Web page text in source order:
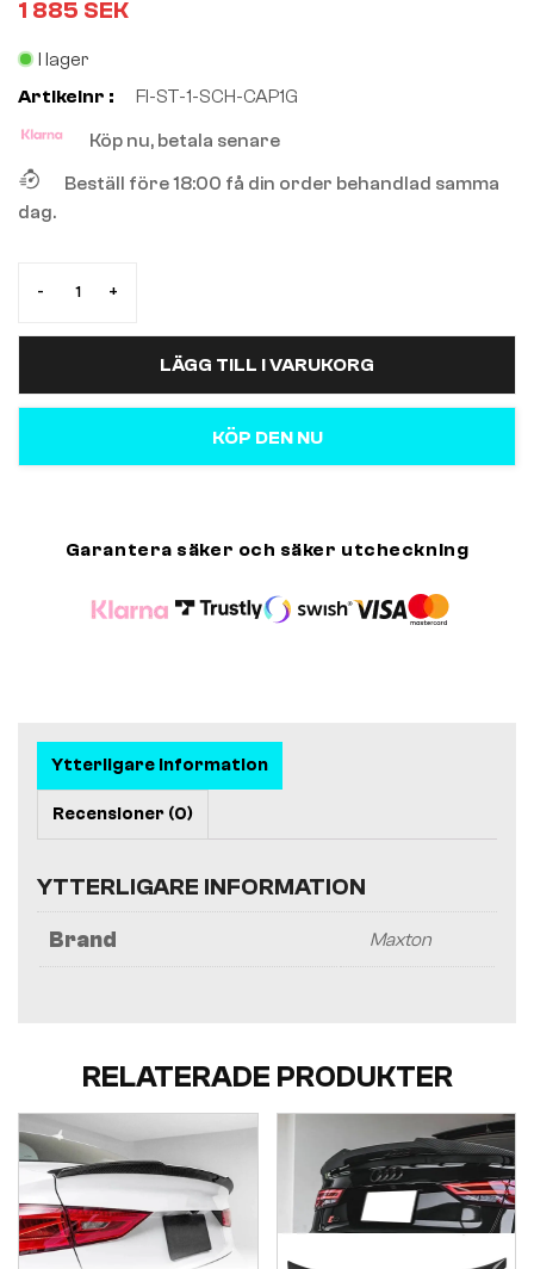
1 885 SEK
I lager
Artikelnr :
FI-ST-1-SCH-CAP1G
Köp nu, betala senare
Beställ före 18:00 få din order behandlad samma
dag.
- +
LÄGG TILL I VARUKORG
KÖP DEN NU
Garantera säker och säker utcheckning
Ytterligare information
Recensioner (0)
YTTERLIGARE INFORMATION
Brand Maxton
RELATERADE PRODUKTER